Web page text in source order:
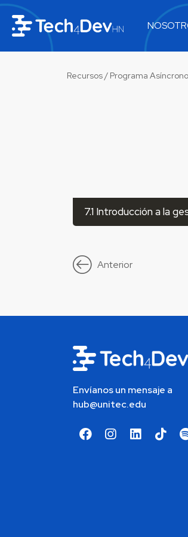
Recursos/ Programa Asíncrono
7.1 Introducción a la
Anterior
Envíanos un mensaje a
hub@unitec.edu